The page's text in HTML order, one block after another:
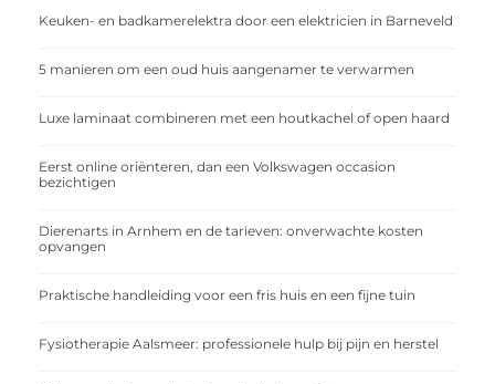
Keuken- en badkamerelektra door een elektricien in Barneveld
5 manieren om een oud huis aangenamer te verwarmen
Luxe laminaat combineren met een houtkachel of open haard
Eerst online oriënteren, dan een Volkswagen occasion
bezichtigen
Dierenarts in Arnhem en de tarieven: onverwachte kosten
opvangen
Praktische handleiding voor een fris huis en een fijne tuin
Fysiotherapie Aalsmeer: professionele hulp bij pijn en herstel